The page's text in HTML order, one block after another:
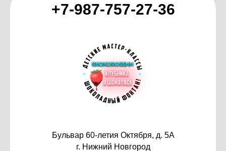
+7-987-757-27-36
Бульвар 60-летия Октября, д. 5А
г. Нижний Новгород